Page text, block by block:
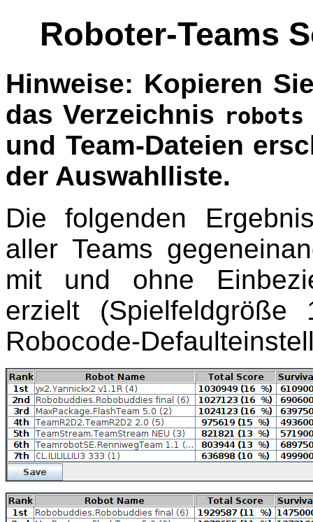
Roboter-Teams
Hinweise: Kopieren
das Verzeichnis robots
und Team-Dateien
der Auswahlliste.
Die folgenden
aller Teams
mit und ohne
erzielt (Spielfeldgröße
Robocode-